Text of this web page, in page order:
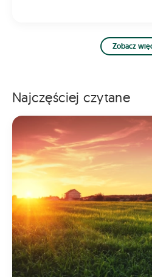
gospodarstwa. Pomoc ma
Zobacz
Najczęściej czytane